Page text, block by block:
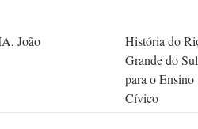
João
História do
Grande do Sul
para o Ensino
Cívico